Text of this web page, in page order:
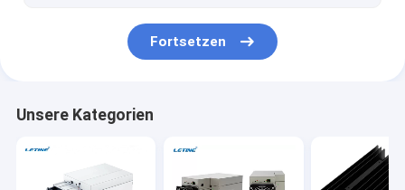
Chia Mining Rig
StrongU-Bergmann
Asic-Bergmann Parts
Fortsetzen
Unsere Kategorien